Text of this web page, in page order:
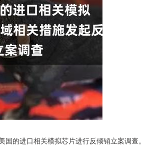
的进口相关模拟芯片进行反倾销立案调查。